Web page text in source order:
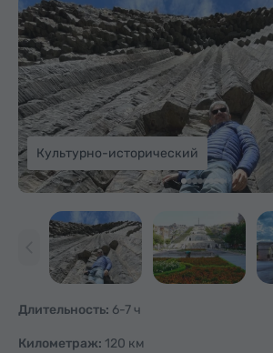
Культурно-исторический
Длительность: 6-7 ч
Километраж: 120 км